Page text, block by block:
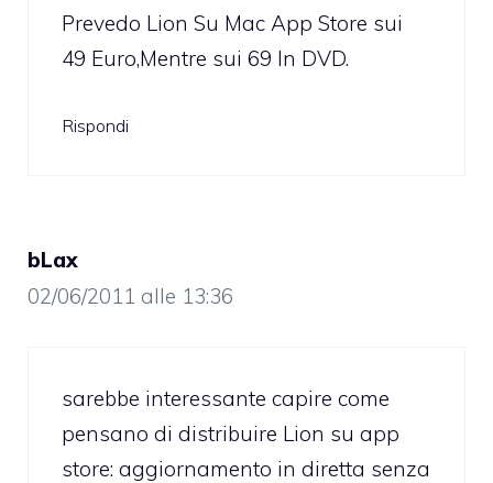
Prevedo Lion Su Mac App Store sui
49 Euro,Mentre sui 69 In DVD.
Rispondi
bLax
02/06/2011 alle 13:36
sarebbe interessante capire come
pensano di distribuire Lion su app
store: aggiornamento in diretta senza